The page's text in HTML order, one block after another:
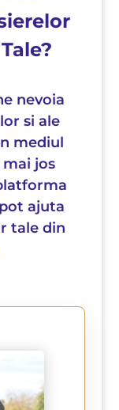
nevoia
si ale
mediul
jos
ajuta
tale din